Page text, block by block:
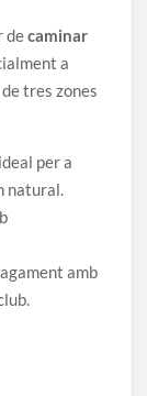
decaminar
a
de tres zones
per a
natural.
amb